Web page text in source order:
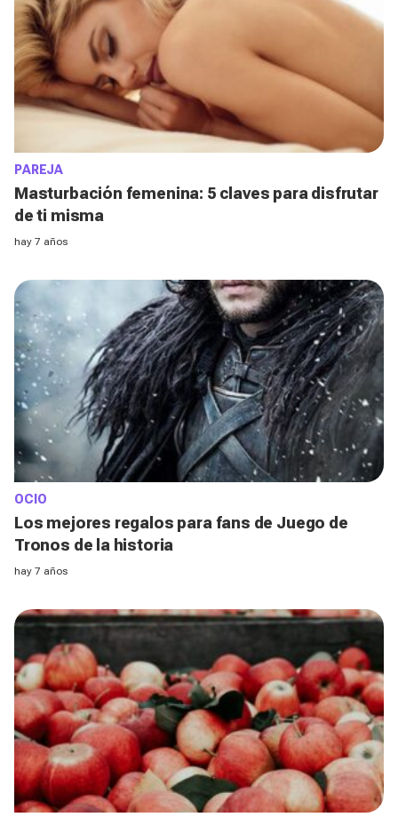
PAREJA
Masturbación femenina: 5 claves para disfrutar
de ti misma
hay 7 años
OCIO
Los mejores regalos para fans de Juego de
Tronos de la historia
hay 7 años